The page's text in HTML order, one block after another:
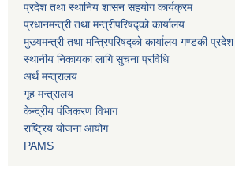
प्रदेश तथा स्थानिय शासन सहयोग कार्यक्रम
प्रधानमन्त्री तथा मन्त्रीपरिषद्को कार्यालय
मुख्यमन्त्री तथा मन्त्रिपरिषद्को कार्यालय गण्डकी प्रदेश
स्थानीय निकायका लागि सुचना प्रविधि
अर्थ मन्त्रालय
गृह मन्त्रालय
केन्द्रीय पंजिकरण विभाग
राष्ट्रिय योजना आयोग
PAMS